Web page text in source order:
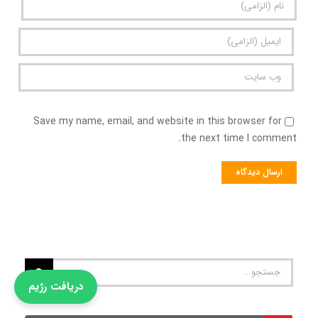
Save my name, email, and website in this browser for
the next time I comment.
جستجو
برای:
دریافت رژیم